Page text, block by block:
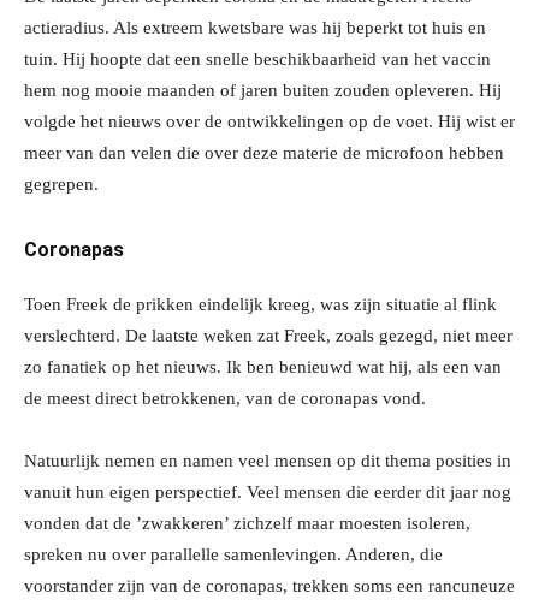
actieradius. Als extreem kwetsbare was hij beperkt tot huis en
tuin. Hij hoopte dat een snelle beschikbaarheid van het vaccin
hem nog mooie maanden of jaren buiten zouden opleveren. Hij
volgde het nieuws over de ontwikkelingen op de voet. Hij wist er
meer van dan velen die over deze materie de microfoon hebben
gegrepen.
Coronapas
Toen Freek de prikken eindelijk kreeg, was zijn situatie al flink
verslechterd. De laatste weken zat Freek, zoals gezegd, niet meer
zo fanatiek op het nieuws. Ik ben benieuwd wat hij, als een van
de meest direct betrokkenen, van de coronapas vond.
Natuurlijk nemen en namen veel mensen op dit thema posities in
vanuit hun eigen perspectief. Veel mensen die eerder dit jaar nog
vonden dat de ’zwakkeren’ zichzelf maar moesten isoleren,
spreken nu over parallelle samenlevingen. Anderen, die
voorstander zijn van de coronapas, trekken soms een rancuneuze